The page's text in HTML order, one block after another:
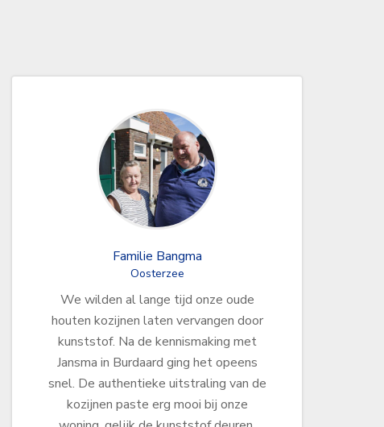
Familie Bangma
Oosterzee
We wilden al lange tijd onze oude
houten kozijnen laten vervangen door
kunststof. Na de kennismaking met
Jansma in Burdaard ging het opeens
snel. De authentieke uitstraling van de
kozijnen paste erg mooi bij onze